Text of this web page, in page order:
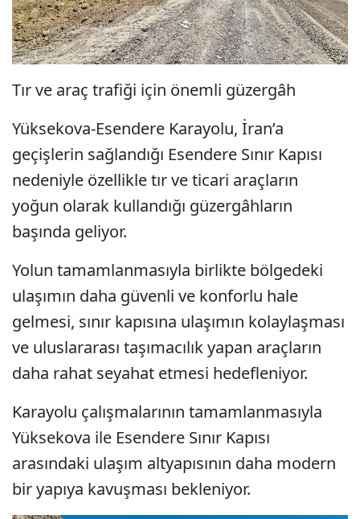
Tır ve araç trafiği için önemli güzergâh
Yüksekova-Esendere Karayolu, İran’a
geçişlerin sağlandığı Esendere Sınır Kapısı
nedeniyle özellikle tır ve ticari araçların
yoğun olarak kullandığı güzergâhların
başında geliyor.
Yolun tamamlanmasıyla birlikte bölgedeki
ulaşımın daha güvenli ve konforlu hale
gelmesi, sınır kapısına ulaşımın kolaylaşması
ve uluslararası taşımacılık yapan araçların
daha rahat seyahat etmesi hedefleniyor.
Karayolu çalışmalarının tamamlanmasıyla
Yüksekova ile Esendere Sınır Kapısı
arasındaki ulaşım altyapısının daha modern
bir yapıya kavuşması bekleniyor.